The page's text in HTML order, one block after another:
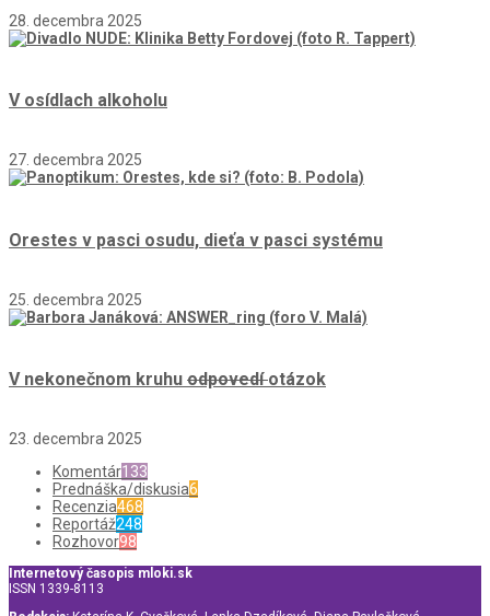
28. decembra 2025
V osídlach alkoholu
27. decembra 2025
Orestes v pasci osudu, dieťa v pasci systému
25. decembra 2025
V nekonečnom kruhu odpovedíotázok
23. decembra 2025
Komentár133
Prednáška/diskusia6
Recenzia468
Reportáž248
Rozhovor98
Internetový časopis mloki.sk
ISSN 1339-8113